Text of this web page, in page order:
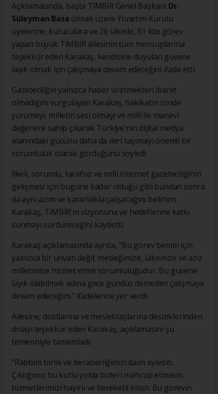
Açıklamasında, başta TİMBİR Genel Başkanı Dr.
Süleyman Basa olmak üzere Yönetim Kurulu
üyelerine, kuruculara ve 26 ülkede, 81 ilde görev
yapan büyük TİMBİR ailesinin tüm mensuplarına
teşekkür eden Karakaş, kendisine duyulan güvene
layık olmak için çalışmaya devam edeceğini ifade etti.
Gazeteciliğin yalnızca haber üretmekten ibaret
olmadığını vurgulayan Karakaş, hakikatin izinde
yürümeyi, milletin sesi olmayı ve milli ile manevi
değerlere sahip çıkarak Türkiye'nin dijital medya
alanındaki gücünü daha da ileri taşımayı önemli bir
sorumluluk olarak gördüğünü söyledi.
İlkeli, sorumlu, tarafsız ve milli internet gazeteciliğinin
gelişmesi için bugüne kadar olduğu gibi bundan sonra
da aynı azim ve kararlılıkla çalışacağını belirten
Karakaş, TİMBİR'in vizyonuna ve hedeflerine katkı
sunmayı sürdüreceğini kaydetti.
Karakaş açıklamasında ayrıca, "Bu görev benim için
yalnızca bir unvan değil; mesleğimize, ülkemize ve aziz
milletimize hizmet etme sorumluluğudur. Bu güvene
layık olabilmek adına gece gündüz demeden çalışmaya
devam edeceğim." ifadelerine yer verdi.
Ailesine, dostlarına ve meslektaşlarına desteklerinden
dolayı teşekkür eden Karakaş, açıklamasını şu
temenniyle tamamladı:
"Rabbim birlik ve beraberliğimizi daim eylesin.
Çıktığımız bu kutlu yolda bizleri mahcup etmesin,
hizmetlerimizi hayırlı ve bereketli kılsın. Bu görevin